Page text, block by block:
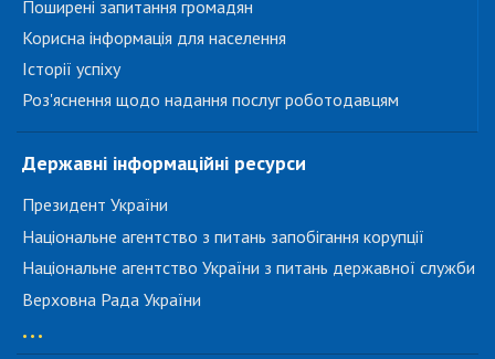
Поширені запитання громадян
Корисна інформація для населення
Історії успіху
Роз'яснення щодо надання послуг роботодавцям
Державні інформаційні ресурси
Президент України
Національне агентство з питань запобігання корупції
Національне агентство України з питань державної служби
Верховна Рада України
...